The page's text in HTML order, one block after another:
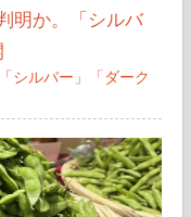
シルバー」「ダーク